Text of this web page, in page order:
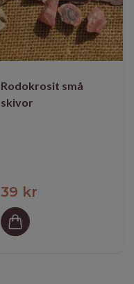
Rodokrosit små
skivor
39 kr